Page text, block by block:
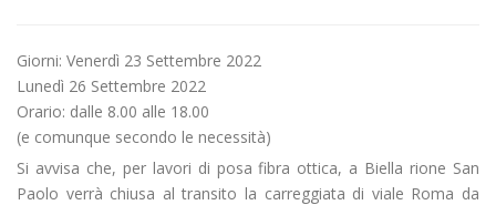
Giorni: Venerdì 23 Settembre 2022
Lunedì 26 Settembre 2022
Orario: dalle 8.00 alle 18.00
(e comunque secondo le necessità)
Si avvisa che, per lavori di posa fibra ottica, a Biella rione San
Paolo verrà chiusa al transito la carreggiata di viale Roma da